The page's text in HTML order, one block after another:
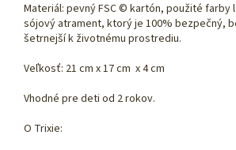
Materiál: pevný FSC © kartón, použité farby
sójový atrament, ktorý je 100% bezpečný,
šetrnejší k životnému prostrediu.
Veľkosť: 21 cm x 17 cm x 4 cm
Vhodné pre deti od 2 rokov.
O Trixie: